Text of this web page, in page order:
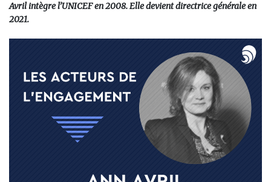
Avril intègre l’UNICEF en 2008. Elle devient directrice générale en
2021.